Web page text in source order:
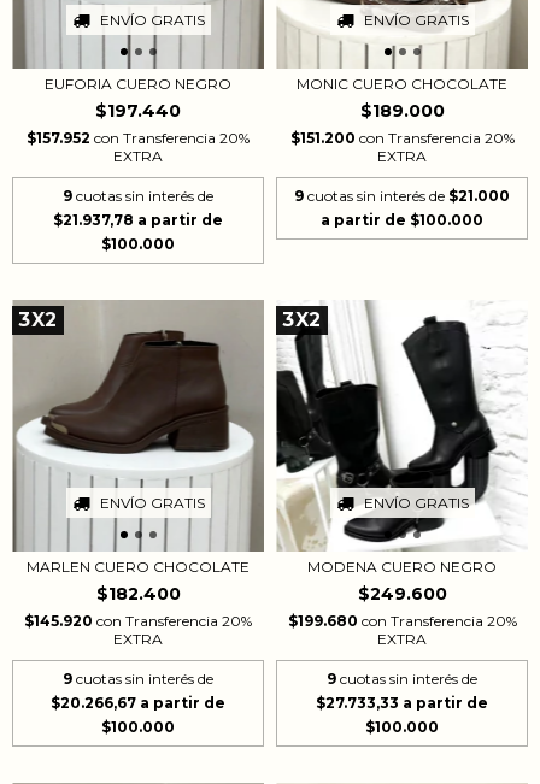
ENVÍO GRATIS
EUFORIA CUERO NEGRO
$197.440
$157.952 con Transferencia 20%
EXTRA
9 cuotas sin interés de
$21.937,78
ENVÍO GRATIS
MONIC CUERO CHOCOLATE
$189.000
$151.200 con Transferencia 20%
EXTRA
9 cuotas sin interés de $21.000
3X2
ENVÍO GRATIS
MARLEN CUERO CHOCOLATE
$182.400
$145.920 con Transferencia 20%
EXTRA
9 cuotas sin interés de
$20.266,67
3X2
ENVÍO GRATIS
MODENA CUERO NEGRO
$249.600
$199.680 con Transferencia 20%
EXTRA
9 cuotas sin interés de
$27.733,33